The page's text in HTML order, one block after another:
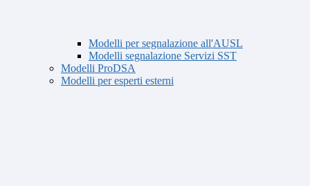
Modelli per segnalazione all'AUSL
Modelli segnalazione Servizi SST
Modelli ProDSA
Modelli per esperti esterni